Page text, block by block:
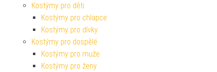
Kostýmy pro děti
Kostýmy pro chlapce
Kostýmy pro dívky
Kostýmy pro dospělé
Kostýmy pro muže
Kostýmy pro ženy